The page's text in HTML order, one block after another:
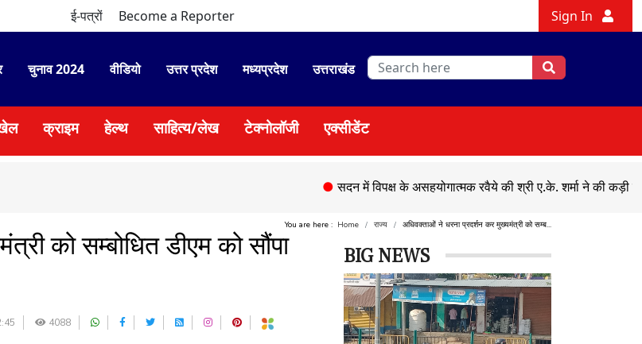
ई-पत्रों Become a Reporter Sign In
चुनाव 2024 वीडियो उत्तर प्रदेश मध्यप्रदेश उत्तराखंड
क्राइम हेल्थ साहित्य/लेख टेक्नोलॉजी एक्सीडेंट
सदन में विपक्ष के असहयोगात्मक रवैये की श्री ए.के. शर्मा ने की कड़ी निंदा ●एक
You are here : Home राज्य अधिवक्ताओं ने धरना प्रदर्शन कर मुख्यमंत्री को सम्ब...
को सम्बोधित डीएम को सौंपा
4088
BIG NEWS